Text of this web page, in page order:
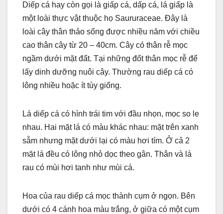
Diếp cá hay còn gọi là giấp cá, dấp cá, lá giấp là
một loài thực vật thuộc họ Saururaceae. Đây là
loài cây thân thảo sống được nhiều năm với chiều
cao thân cây từ 20 – 40cm. Cây có thân rễ mọc
ngầm dưới mặt đất. Tại những đốt thân mọc rễ để
lấy dinh dưỡng nuôi cây. Thường rau diếp cá có
lông nhiều hoặc ít tùy giống.
Lá diếp cá có hình trái tim với đầu nhọn, mọc so le
nhau. Hai mặt lá có màu khác nhau: mặt trên xanh
sẫm nhưng mặt dưới lại có màu hơi tím. Ở cả 2
mặt lá đều có lông nhỏ dọc theo gân. Thân và lá
rau có mùi hơi tanh như mùi cá.
Hoa của rau diếp cá mọc thành cụm ở ngọn. Bên
dưới có 4 cánh hoa màu trắng, ở giữa có một cụm